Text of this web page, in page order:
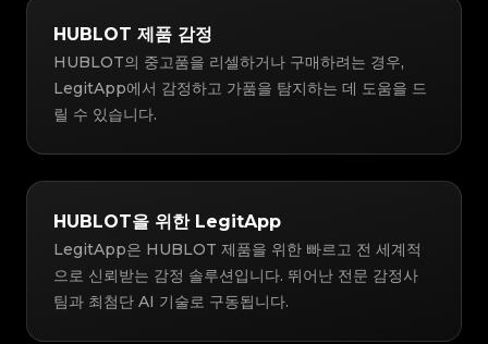
HUBLOT 제품 감정
HUBLOT의 중고품을 리셀하거나 구매하려는 경우,
LegitApp에서 감정하고 가품을 탐지하는 데 도움을 드
릴 수 있습니다.
HUBLOT을 위한 LegitApp
LegitApp은 HUBLOT 제품을 위한 빠르고 전 세계적
으로 신뢰받는 감정 솔루션입니다. 뛰어난 전문 감정사
팀과 최첨단 AI 기술로 구동됩니다.